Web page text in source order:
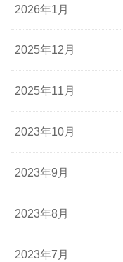
2026年1月
2025年12月
2025年11月
2023年10月
2023年9月
2023年8月
2023年7月